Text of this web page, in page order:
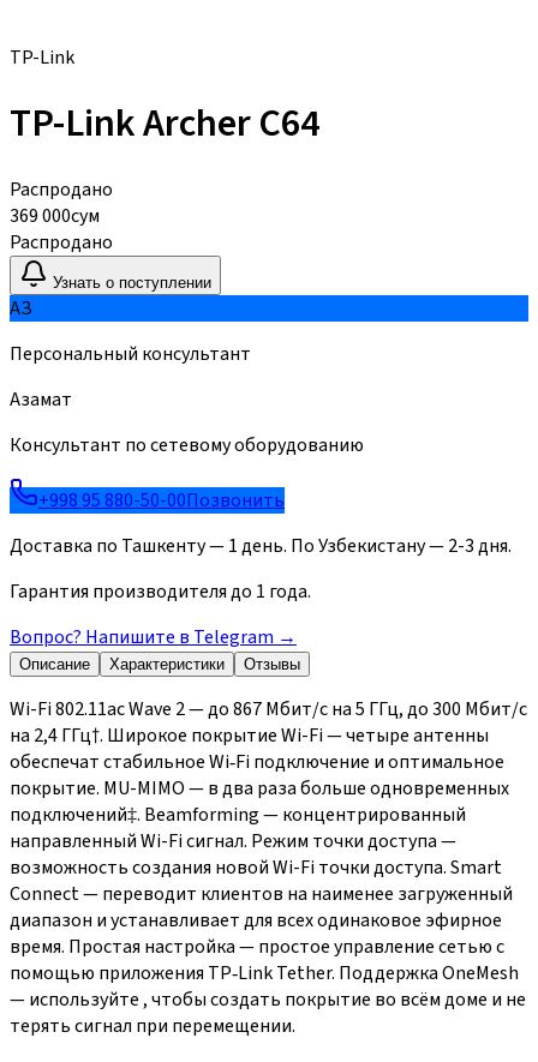
TP-Link
TP-Link Archer C64
Распродано
369 000сум
Распродано
Узнать о поступлении
АЗ
Персональный консультант
Азамат
Консультант по сетевому оборудованию
+998 95 880-50-00Позвонить
Доставка по Ташкенту — 1 день. По Узбекистану — 2-3 дня.
Гарантия производителя до 1 года.
Вопрос? Напишите в Telegram →
Описание Характеристики Отзывы
Wi-Fi 802.11ac Wave 2 — до 867 Мбит/с на 5 ГГц, до 300 Мбит/с
на 2,4 ГГц†. Широкое покрытие Wi-Fi — четыре антенны
обеспечат стабильное Wi‑Fi подключение и оптимальное
покрытие. MU-MIMO — в два раза больше одновременных
подключений‡. Beamforming — концентрированный
направленный Wi-Fi сигнал. Режим точки доступа —
возможность создания новой Wi-Fi точки доступа. Smart
Connect — переводит клиентов на наименее загруженный
диапазон и устанавливает для всех одинаковое эфирное
время. Простая настройка — простое управление сетью с
помощью приложения TP‑Link Tether. Поддержка OneMesh
— используйте , чтобы создать покрытие во всём доме и не
терять сигнал при перемещении.